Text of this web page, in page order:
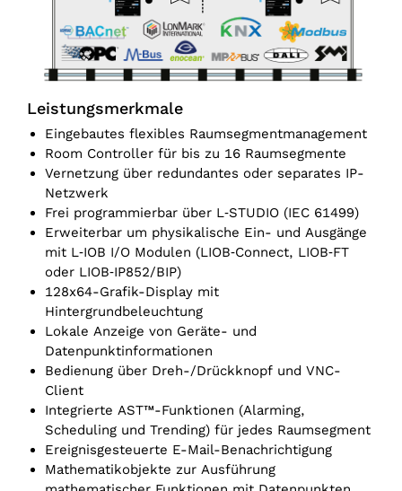
Leistungsmerkmale
Eingebautes flexibles Raumsegmentmanagement
Room Controller für bis zu 16 Raumsegmente
Vernetzung über redundantes oder separates IP-
Netzwerk
Frei programmierbar über L‑STUDIO (IEC 61499)
Erweiterbar um physikalische Ein- und Ausgänge
mit L‑IOB I/O Modulen (LIOB‑Connect, LIOB‑FT
oder LIOB‑IP852/BIP)
128x64-Grafik-Display mit
Hintergrundbeleuchtung
Lokale Anzeige von Geräte- und
Datenpunktinformationen
Bedienung über Dreh-/Drückknopf und VNC-
Client
Integrierte AST™-Funktionen (Alarming,
Scheduling und Trending) für jedes Raumsegment
Ereignisgesteuerte E-Mail-Benachrichtigung
Mathematikobjekte zur Ausführung